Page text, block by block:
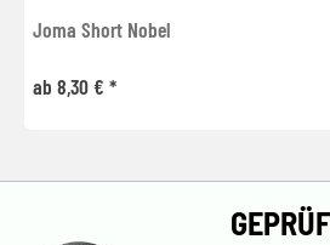
Joma Short Nobel
ab 8,30 € *